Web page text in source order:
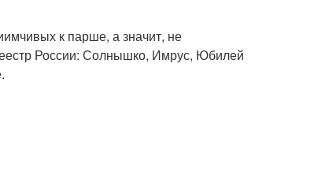
к парше, а значит, не
России: Солнышко, Имрус, Юбилей